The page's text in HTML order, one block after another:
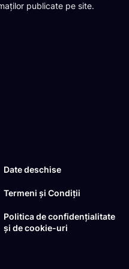
publicate pe site.
Date deschise
Termeni și Condiții
Politica de confidențialitate
și de cookie-uri